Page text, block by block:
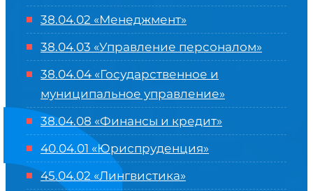
38.04.02 «Менеджмент»
38.04.03 «Управление персоналом»
38.04.04 «Государственное и
муниципальное управление»
38.04.08 «Финансы и кредит»
40.04.01 «Юриспруденция»
45.04.02 «Лингвистика»